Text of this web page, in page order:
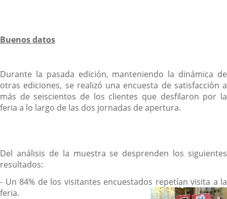
Buenos datos
Durante la pasada edición, manteniendo la dinámica de
otras ediciones, se realizó una encuesta de satisfacción a
más de seiscientos de los clientes que desfilaron por la
feria a lo largo de las dos jornadas de apertura.
Del análisis de la muestra se desprenden los siguientes
resultados:
- Un 84% de los visitantes encuestados repetían visita a la
feria.